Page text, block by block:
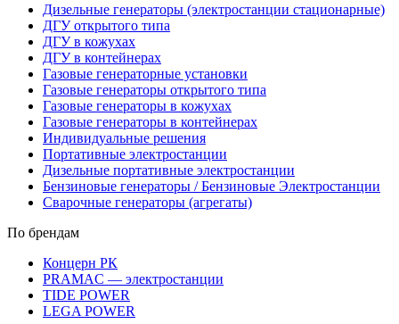
Дизельные генераторы (электростанции стационарные)
ДГУ открытого типа
ДГУ в кожухах
ДГУ в контейнерах
Газовые генераторные установки
Газовые генераторы открытого типа
Газовые генераторы в кожухах
Газовые генераторы в контейнерах
Индивидуальные решения
Портативные электростанции
Дизельные портативные электростанции
Бензиновые генераторы / Бензиновые Электростанции
Сварочные генераторы (агрегаты)
По брендам
Концерн РК
PRAMAC — электростанции
TIDE POWER
LEGA POWER